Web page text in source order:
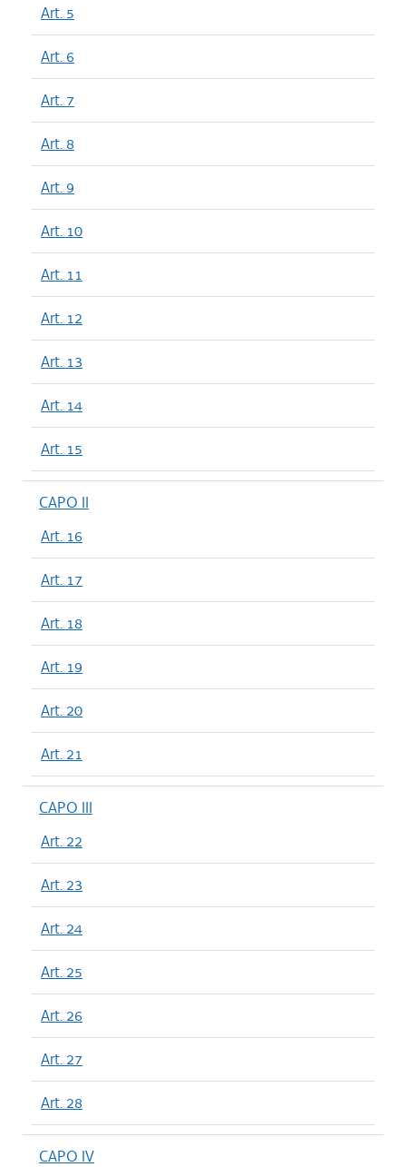
Art. 5
Art. 6
Art. 7
Art. 8
Art. 9
Art. 10
Art. 11
Art. 12
Art. 13
Art. 14
Art. 15
CAPO II
Art. 16
Art. 17
Art. 18
Art. 19
Art. 20
Art. 21
CAPO III
Art. 22
Art. 23
Art. 24
Art. 25
Art. 26
Art. 27
Art. 28
CAPO IV